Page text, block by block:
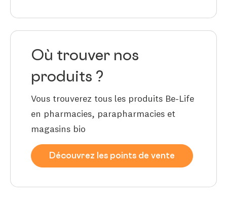
Où trouver nos
produits ?
Vous trouverez tous les produits Be-Life
en pharmacies, parapharmacies et
magasins bio
Découvrez les points de vente